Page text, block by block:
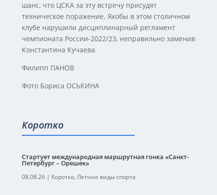
шанс, что ЦСКА за эту встречу присудят
техническое поражение. Якобы в этом столичном
клубе нарушили дисциплинарный регламент
чемпионата России-2022/23, неправильно заменив
Константина Кучаева.
Филипп ПАНОВ
Фото Бориса ОСЬКИНА
Коротко
Стартует международная маршрутная гонка «Санкт-
Петербург – Орешек»
08.08.26| Коротко, Летние виды спорта